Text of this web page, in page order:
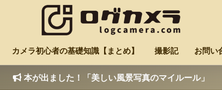
カメラ初心者の基礎知識【まとめ】 撮影記 お問い
本が出ました！「美しい風景写真のマイルール」